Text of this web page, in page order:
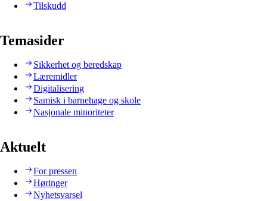
Tilskudd
Temasider
Sikkerhet og beredskap
Læremidler
Digitalisering
Samisk i barnehage og skole
Nasjonale minoriteter
Aktuelt
For pressen
Høringer
Nyhetsvarsel